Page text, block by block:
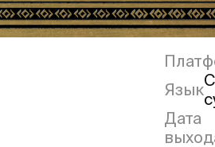
Язык
Дата